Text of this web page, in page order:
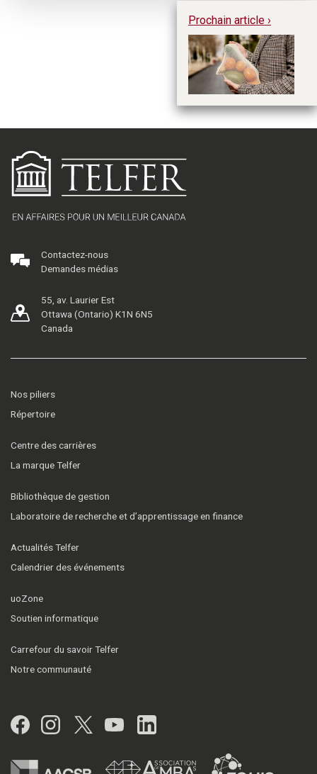
Prochain article ›
Contactez-nous
Demandes médias
55, av. Laurier Est
Ottawa (Ontario) K1N 6N5
Canada
Nos piliers
Répertoire
Centre des carrières
La marque Telfer
Bibliothèque de gestion
Laboratoire de recherche et d’apprentissage en finance
Actualités Telfer
Calendrier des événements
uoZone
Soutien informatique
Carrefour du savoir Telfer
Notre communauté
Facebook
Instagram
Twitter
YouTubeLinkedIn